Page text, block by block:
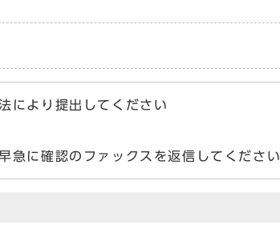
により提出してください
急に確認のファックスを返信してください